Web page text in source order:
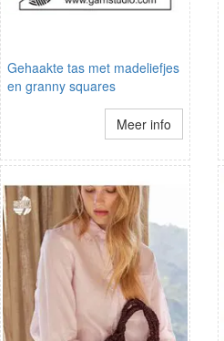
Gehaakte tas met madeliefjes
en granny squares
Meer info